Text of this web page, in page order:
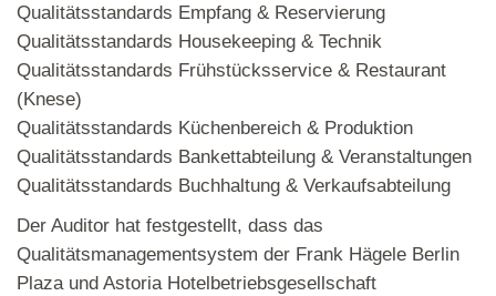
Qualitätsstandards Empfang & Reservierung
Qualitätsstandards Housekeeping & Technik
Qualitätsstandards Frühstücksservice & Restaurant
(Knese)
Qualitätsstandards Küchenbereich & Produktion
Qualitätsstandards Bankettabteilung & Veranstaltungen
Qualitätsstandards Buchhaltung & Verkaufsabteilung
Der Auditor hat festgestellt, dass das
Qualitätsmanagementsystem der Frank Hägele Berlin
Plaza und Astoria Hotelbetriebsgesellschaft